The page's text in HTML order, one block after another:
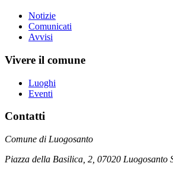
Notizie
Comunicati
Avvisi
Vivere il comune
Luoghi
Eventi
Contatti
Comune di Luogosanto
Piazza della Basilica, 2, 07020 Luogosanto